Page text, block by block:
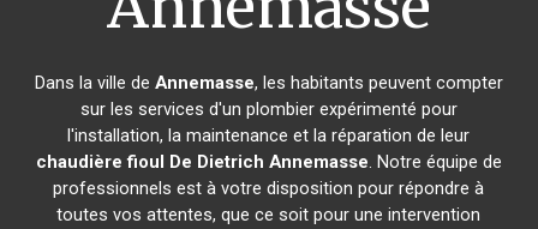
Dans la ville de Annemasse, les habitants peuvent compter
sur les services d'un plombier expérimenté pour
l'installation, la maintenance et la réparation de leur
chaudière fioul De Dietrich Annemasse. Notre équipe de
professionnels est à votre disposition pour répondre à
toutes vos attentes, que ce soit pour une intervention